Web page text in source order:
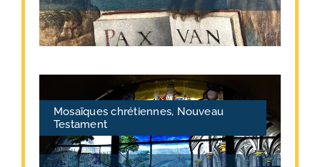
Mosaïques chrétiennes, Nouveau
Testament